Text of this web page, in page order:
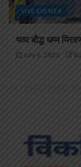
LIVE EVENTS
भव्य बौद्ध धम्म
July 6, 2026